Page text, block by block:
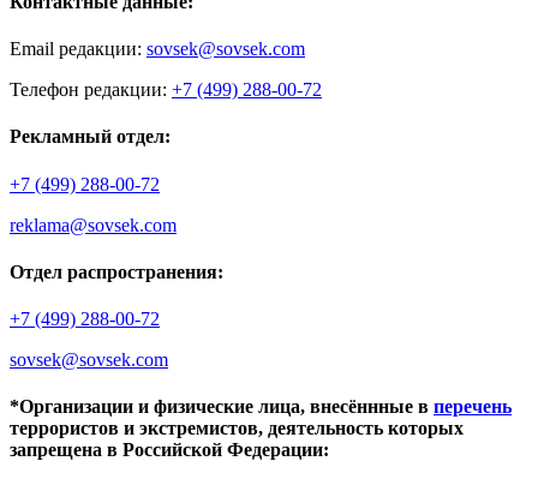
Email редакции: sovsek@sovsek.com
Телефон редакции: +7 (499) 288-00-72
Рекламный отдел:
+7 (499) 288-00-72
reklama@sovsek.com
Отдел распространения:
+7 (499) 288-00-72
sovsek@sovsek.com
*Организации и физические лица, внесённные в перечень
террористов и экстремистов, деятельность которых
запрещена в Российской Федерации: